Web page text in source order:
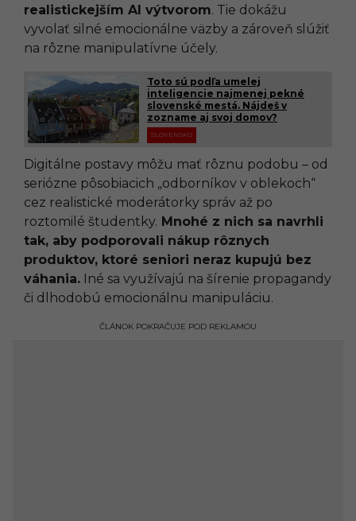
realistickejším AI výtvorom. Tie dokážu
vyvolať silné emocionálne väzby a zároveň slúžiť
na rôzne manipulatívne účely.
Toto sú podľa umelej
inteligencie najmenej pekné
slovenské mestá. Nájdeš v
zozname aj svoj domov?
SLOVENSKO
Digitálne postavy môžu mať rôznu podobu – od
seriózne pôsobiacich „odborníkov v oblekoch“
cez realistické moderátorky správ až po
roztomilé študentky. Mnohé z nich sa navrhli
tak, aby podporovali nákup rôznych
produktov, ktoré seniori neraz kupujú bez
váhania. Iné sa využívajú na šírenie propagandy
či dlhodobú emocionálnu manipuláciu.
ČLÁNOK POKRAČUJE POD REKLAMOU